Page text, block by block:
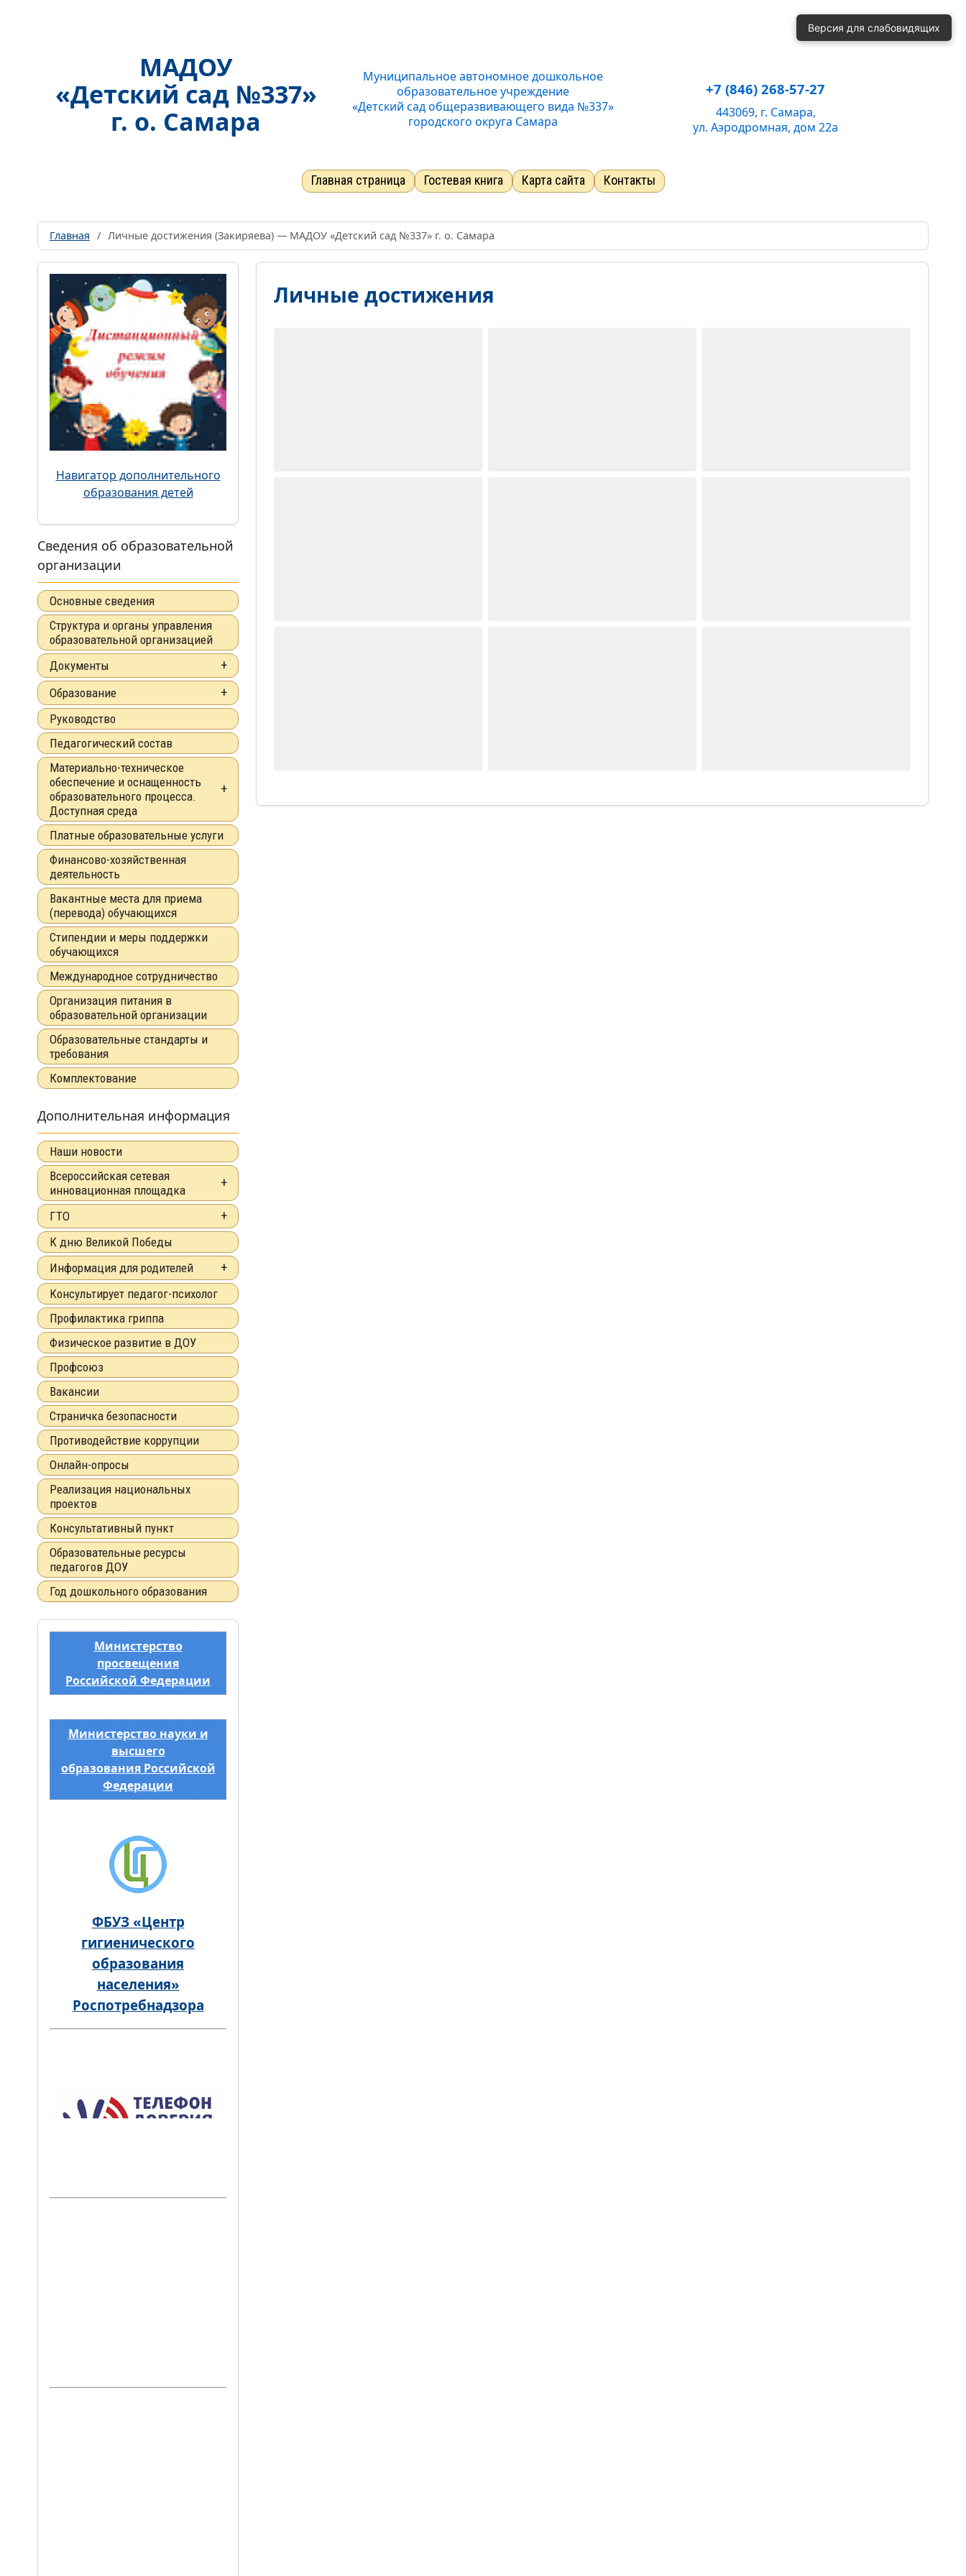
МАДОУ
«Детский сад №337»
г. о. Самара
Муниципальное автономное дошкольное
образовательное учреждение
«Детский сад общеразвивающего вида №337»
городского округа Самара
+7 (846) 268-57-27
443069, г. Самара,
ул. Аэродромная, дом 22а
Главная страница Гостевая книга Карта сайта Контакты
Главная / Личные достижения (Закиряева) — МАДОУ «Детский сад №337» г. о. Самара
Навигатор дополнительного
образования детей
Сведения об образовательной
организации
Основные сведения
Структура и органы управления
образовательной организацией
Документы
Образование
Руководство
Педагогический состав
Материально-техническое
обеспечение и оснащенность
образовательного процесса.
Доступная среда
Платные образовательные услуги
Финансово-хозяйственная
деятельность
Вакантные места для приема
(перевода) обучающихся
Стипендии и меры поддержки
обучающихся
Международное сотрудничество
Организация питания в
образовательной организации
Образовательные стандарты и
требования
Комплектование
Дополнительная информация
Наши новости
Всероссийская сетевая
инновационная площадка
ГТО
К дню Великой Победы
Информация для родителей
Консультирует педагог-психолог
Профилактика гриппа
Физическое развитие в ДОУ
Профсоюз
Вакансии
Страничка безопасности
Противодействие коррупции
Онлайн-опросы
Реализация национальных
проектов
Консультативный пункт
Образовательные ресурсы
педагогов ДОУ
Год дошкольного образования
Министерство
просвещения
Российской Федерации
Министерство науки и
высшего
образования Российской
Федерации
ФБУЗ «Центр
гигиенического
образования
населения»
Роспотребнадзора
Личные достижения
Версия для слабовидящих
Полуторный Двойной
С засечками